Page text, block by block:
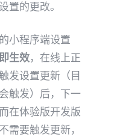
置的更改。
小程序端设置
生效，在线上正
发设置更新（目
触发）后，下一
在体验版开发版
需要触发更新，